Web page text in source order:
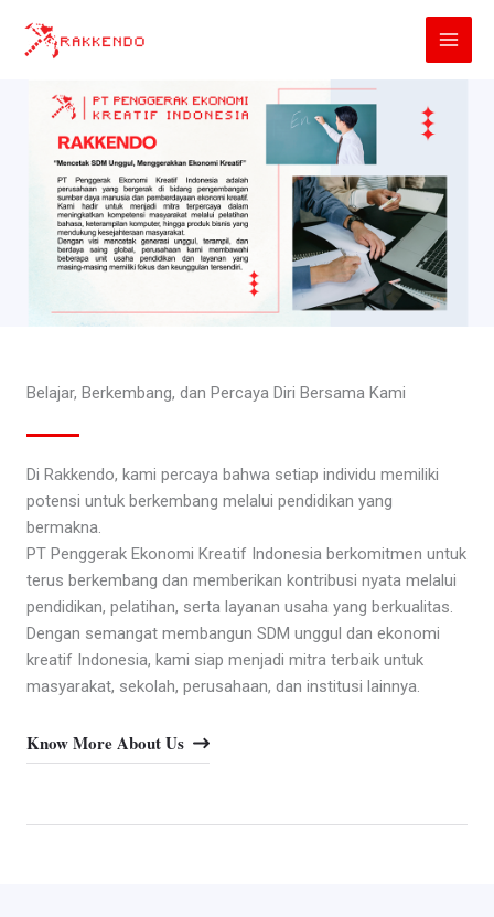
Belajar, Berkembang, dan Percaya Diri Bersama Kami
Di Rakkendo, kami percaya bahwa setiap individu memiliki
potensi untuk berkembang melalui pendidikan yang
bermakna.
PT Penggerak Ekonomi Kreatif Indonesia berkomitmen untuk
terus berkembang dan memberikan kontribusi nyata melalui
pendidikan, pelatihan, serta layanan usaha yang berkualitas.
Dengan semangat membangun SDM unggul dan ekonomi
kreatif Indonesia, kami siap menjadi mitra terbaik untuk
masyarakat, sekolah, perusahaan, dan institusi lainnya.
Know More About Us